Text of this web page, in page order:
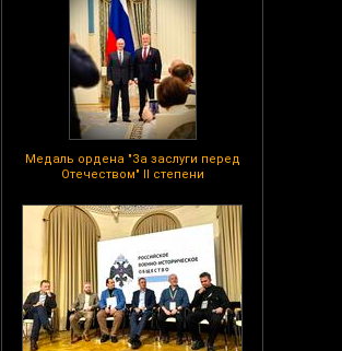
Медаль ордена "За заслуги перед
Отечеством" II степени